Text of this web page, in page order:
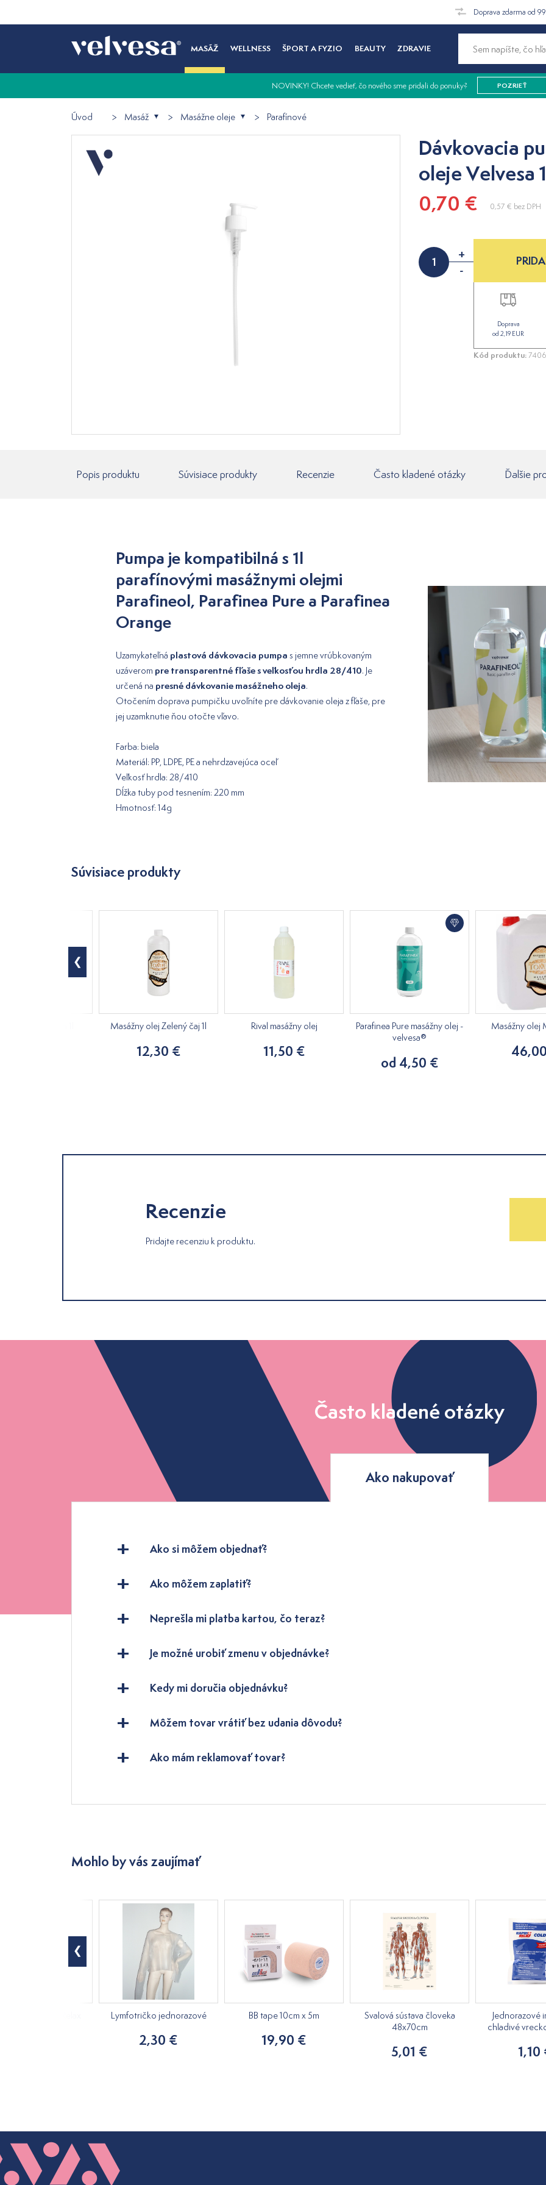
Doprava zdarma od
MASÁŽ WELLNESS ŠPORT A FYZIO BEAUTY ZDRAVIE
NOVINKY! Chcete vedieť, čo nového sme pridali do ponuky? POZRIEŤ
Úvod Masáž Masážne oleje Parafínové
Dávkovacia
oleje Velvesa
0,70 €
0,57 € bez DPH
+
-
Doprava
od 2,19 EUR
Kód produktu:
Popis produktu Súvisiace produkty Recenzie Často kladené otázky Ďalšie
Pumpa je kompatibilná s 1l
parafínovými masážnymi olejmi
Parafineol, Parafinea Pure a Parafinea
Orange
Uzamykateľná plastová dávkovacia pumpa s jemne vrúbkovaným
uzáverom pre transparentné fľaše s veľkosťou hrdla 28/410. Je
určená na presné dávkovanie masážneho oleja.
Otočením doprava pumpičku uvoľníte pre dávkovanie oleja z fľaše, pre
jej uzamknutie ňou otočte vľavo.
Farba: biela
Materiál: PP, LDPE, PE a nehrdzavejúca oceľ
Veľkosť hrdla: 28/410
Dĺžka tuby pod tesnením: 220 mm
Hmotnosť: 14g
Súvisiace produkty
Masážny olej Zelený čaj 1l
12,30 €
Rival masážny olej
11,50 €
Parafinea Pure masážny olej -
velvesa®
od 4,50 €
Masážny olej
Recenzie
Pridajte recenziu k produktu.
Často kladené otázky
Ako nakupovať
Ako si môžem objednať?
Ako môžem zaplatiť?
Neprešla mi platba kartou, čo teraz?
Je možné urobiť zmenu v objednávke?
Kedy mi doručia objednávku?
Môžem tovar vrátiť bez udania dôvodu?
Ako mám reklamovať tovar?
Mohlo by vás zaujímať
Lymfotričko jednorazové
2,30 €
BB tape 10cm x 5m
19,90 €
Svalová sústava človeka
48x70cm
5,01 €
Jednorazové
chladivé
1,10